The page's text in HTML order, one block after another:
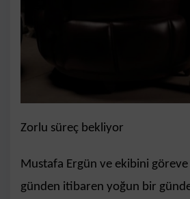
Zorlu süreç bekliyor
Mustafa Ergün ve ekibini
günden itibaren yoğun bir